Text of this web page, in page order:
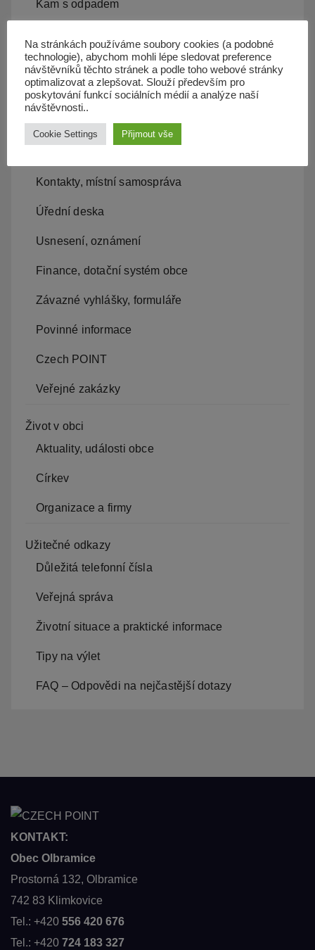
Kam s odpadem
Územní plán
Občan server
Dopravní obslužnost
Kontakty, místní samospráva
Úřední deska
Usnesení, oznámení
Finance, dotační systém obce
Závazné vyhlášky, formuláře
Povinné informace
Czech POINT
Veřejné zakázky
Život v obci
Aktuality, události obce
Církev
Organizace a firmy
Užitečné odkazy
Důležitá telefonní čísla
Veřejná správa
Životní situace a praktické informace
Tipy na výlet
FAQ – Odpovědi na nejčastější dotazy
KONTAKT:
Obec Olbramice
Prostorná 132, Olbramice
742 83 Klimkovice
Tel.: +420 556 420 676
Tel.: +420 724 183 327
Na stránkách používáme soubory cookies (a podobné
technologie), abychom mohli lépe sledovat preference
návštěvníků těchto stránek a podle toho webové stránky
optimalizovat a zlepšovat. Slouží především pro
poskytování funkcí sociálních médií a analýze naší
návštěvnosti..
Cookie Settings Přijmout vše